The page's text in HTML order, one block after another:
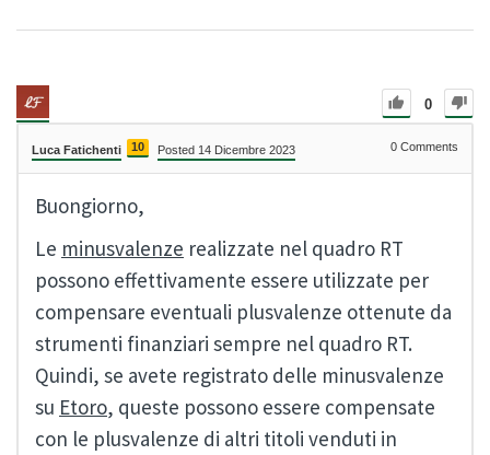
0
Luca Fatichenti 10 Posted 14 Dicembre 2023 0 Comments
Buongiorno,
Le minusvalenze realizzate nel quadro RT
possono effettivamente essere utilizzate per
compensare eventuali plusvalenze ottenute da
strumenti finanziari sempre nel quadro RT.
Quindi, se avete registrato delle minusvalenze
su Etoro, queste possono essere compensate
con le plusvalenze di altri titoli venduti in